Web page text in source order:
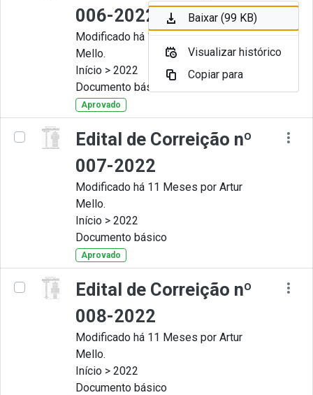
006-2022
Modificado há 11 Meses por Artur
Mello.
Início > 2022
Documento básico
Aprovado
Edital de Correição nº
007-2022
Modificado há 11 Meses por Artur
Mello.
Início > 2022
Documento básico
Aprovado
Edital de Correição nº
008-2022
Modificado há 11 Meses por Artur
Mello.
Início > 2022
Documento básico
Baixar (99 KB)
Visualizar histórico
Copiar para